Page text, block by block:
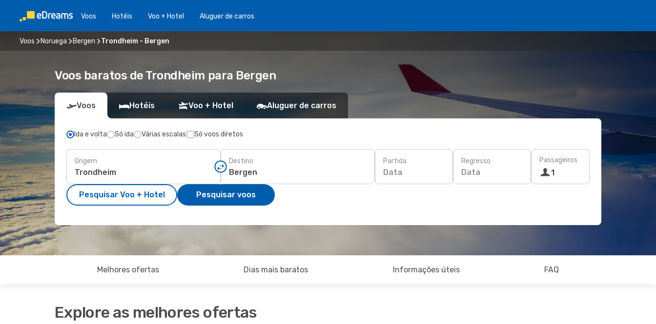
Voos Hotéis Voo + Hotel Aluguer de carros
Voos Noruega Bergen Trondheim - Bergen
Voos baratos de Trondheim para Bergen
Voos Hotéis Voo + Hotel Aluguer de carros
Ida e volta Só ida Várias escalas Só voos diretos
Origem Destino Partida
Data
Regresso
Data
Passageiros
1
Pesquisar Voo + Hotel Pesquisar voos
Melhores ofertas Dias mais baratos Informações úteis FAQ
Explore as melhores ofertas